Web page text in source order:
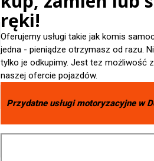
ręki!
Oferujemy usługi takie jak komis
jedna - pieniądze otrzymasz od razu.
tylko je odkupimy. Jest tez możliwość
naszej ofercie pojazdów.
Przydatne usługi motoryzacyjne w